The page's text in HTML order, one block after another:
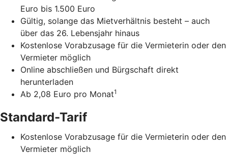
Euro bis 1.500 Euro
Gültig, solange das Mietverhältnis besteht – auch
über das 26. Lebensjahr hinaus
Kostenlose Vorabzusage für die Vermieterin oder den
Vermieter möglich
Online abschließen und Bürgschaft direkt
herunterladen
Ab 2,08 Euro pro Monat1
Standard-Tarif
Kostenlose Vorabzusage für die Vermieterin oder den
Vermieter möglich